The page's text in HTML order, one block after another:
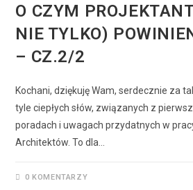
O CZYM
NIE TYLKO)
– CZ.2/2
Kochani, dziękuję Wam, serdecznie za
tyle ciepłych słów, związanych z
poradach i uwagach przydatnych w
Architektów. To dla…
0 KOMENTARZY